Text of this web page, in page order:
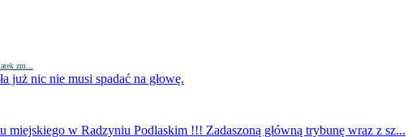
zm...
już nic nie musi spadać na głowę.
miejskiego w Radzyniu Podlaskim !!! Zadaszoną główną trybunę wraz z sz...